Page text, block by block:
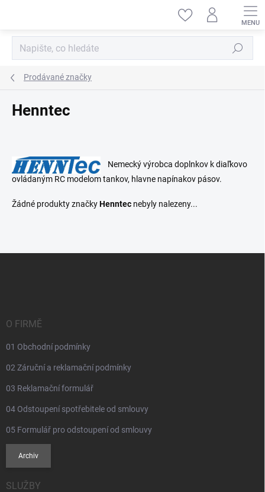
Hledat
Prodávané značky
Henntec
Nemecký výrobca doplnkov k diaľkovo
ovládaným RC modelom tankov, hlavne napínakov pásov.
Žádné produkty značkyHenntec nebyly nalezeny...
O FIRMĚ
01 Obchodní podmínky
02 Záruční a reklamační podmínky
03 Reklamační formulář
04 Odstoupení spotřebitele od smlouvy
05 Formulář pro odstoupení od smlouvy
Archiv
SLUŽBY